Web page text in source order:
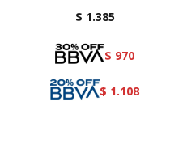
$ 1.385
$ 970
$ 1.108